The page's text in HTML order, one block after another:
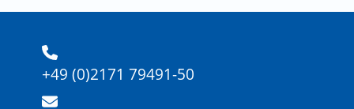
+49 (0)2171 79491-50